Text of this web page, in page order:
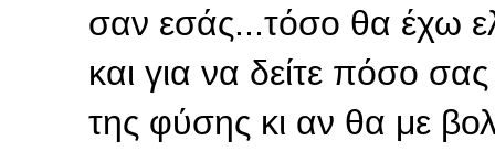
σαν εσάς...τόσο θα έχω
και για να δείτε πόσο
της φύσης κι αν θα με